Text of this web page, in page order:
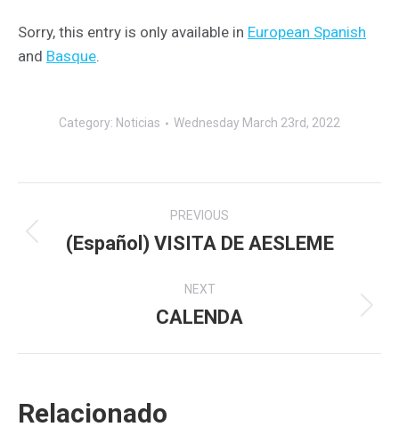
Sorry, this entry is only available in European Spanish
and Basque.
Category: Noticias Wednesday March 23rd, 2022
navigation
PREVIOUS
Previous
(Español) VISITA DE AESLEME
NEXT
Next
CALENDA
Relacionado